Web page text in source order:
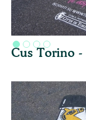
Cus Torino -